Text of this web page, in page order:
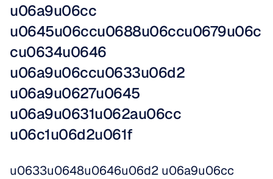
u06a9u06cc
u0645u06ccu0688u06ccu0679u06c
cu0634u0646
u06a9u06ccu0633u06d2
u06a9u0627u0645
u06a9u0631u062au06cc
u06c1u06d2u061f
u0633u0648u0646u06d2 u06a9u06cc